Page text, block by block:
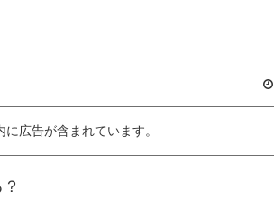
に広告が含まれています。